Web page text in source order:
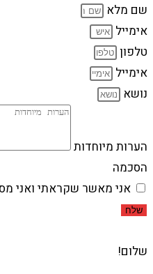
שם מלא
אימייל
טלפון
אימייל
נושא
הערות מיוחדות
הסכמה
אני מאשר שקראתי ואני
שלח
שלום!